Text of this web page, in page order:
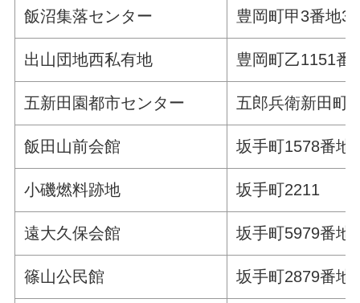
飯沼集落センター 豊岡町甲3番地3
出山団地西私有地 豊岡町乙1151番
五新田園都市センター 五郎兵衛新田町
飯田山前会館 坂手町1578番地
小磯燃料跡地 坂手町2211
遠大久保会館 坂手町5979番地
篠山公民館 坂手町2879番地